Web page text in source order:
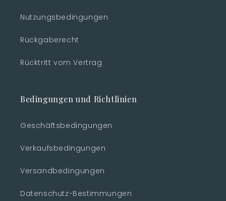
Nutzungsbedingungen
Rückgaberecht
Rücktritt vom Vertrag
Bedingungen und Richtlinien
Geschäftsbedingungen
Verkaufsbedingungen
Versandbedingungen
Datenschutz-Bestimmungen